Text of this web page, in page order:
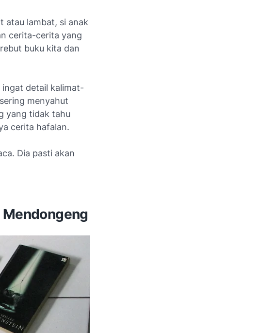
atau lambat, si anak
cerita-cerita yang
buku kita dan
ingat detail kalimat-
menyahut
yang tidak tahu
cerita hafalan.
Dia pasti akan
Mendongeng